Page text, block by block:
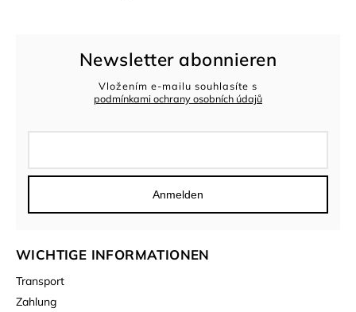
WICHTIGE INFORMATIONEN
Transport
Zahlung
Newsletter abonnieren
Vložením e-mailu souhlasíte s
podmínkami ochrany osobních údajů
Anmelden